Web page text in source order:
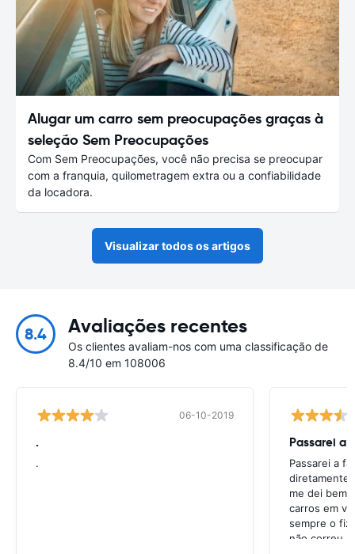
Alugar um carro sem preocupações graças à
seleção Sem Preocupações
Com Sem Preocupações, você não precisa se preocupar
com a franquia, quilometragem extra ou a confiabilidade
da locadora.
Visualizar todos os artigos
8.4 Avaliações recentes
Os clientes avaliam-nos com uma classificação de
8.4/10 em 108006
06-10-2019
.
.
Passarei a
Passarei a
diretamente
me dei bem
carros em
sempre o fiz
não correu